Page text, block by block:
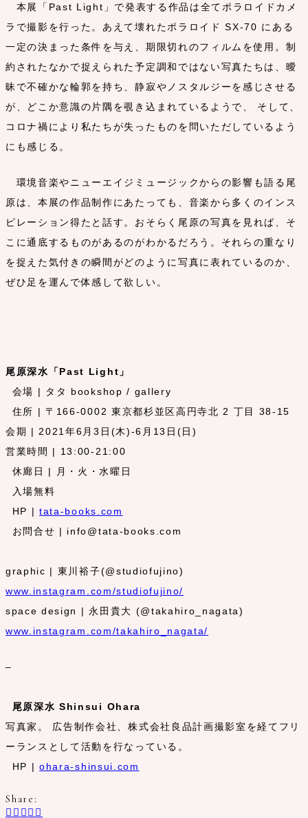
本展「Past Light」で発表する作品は全てポラロイドカメ
ラで撮影を行った。あえて壊れたポラロイド SX-70 にある
一定の決まった条件を与え、期限切れのフィルムを使用。制
約されたなかで捉えられた予定調和ではない写真たちは、曖
昧で不確かな輪郭を持ち、静寂やノスタルジーを感じさせる
が、どこか意識の片隅を覗き込まれているようで、 そして、
コロナ禍により私たちが失ったものを問いただしているよう
にも感じる。
環境音楽やニューエイジミュージックからの影響も語る尾
原は、本展の作品制作にあたっても、音楽から多くのインス
ピレーション得たと話す。おそらく尾原の写真を見れば、そ
こに通底するものがあるのがわかるだろう。それらの重なり
を捉えた気付きの瞬間がどのように写真に表れているのか、
ぜひ足を運んで体感して欲しい。
尾原深水「Past Light」
会場 | タタ bookshop / gallery
住所 | 〒166-0002 東京都杉並区高円寺北 2 丁目 38-15
会期 | 2021年6月3日(木)-6月13日(日)
営業時間 | 13:00-21:00
休廊日 | 月・火・水曜日
入場無料
HP |tata-books.com
お問合せ | info@tata-books.com
graphic | 東川裕子(@studiofujino)
www.instagram.com/studiofujino/
space design | 永田貴大 (@takahiro_nagata)
www.instagram.com/takahiro_nagata/
–
尾原深水 Shinsui Ohara
写真家。 広告制作会社、株式会社良品計画撮影室を経てフリ
ーランスとして活動を行なっている。
HP |ohara-shinsui.com
Share: